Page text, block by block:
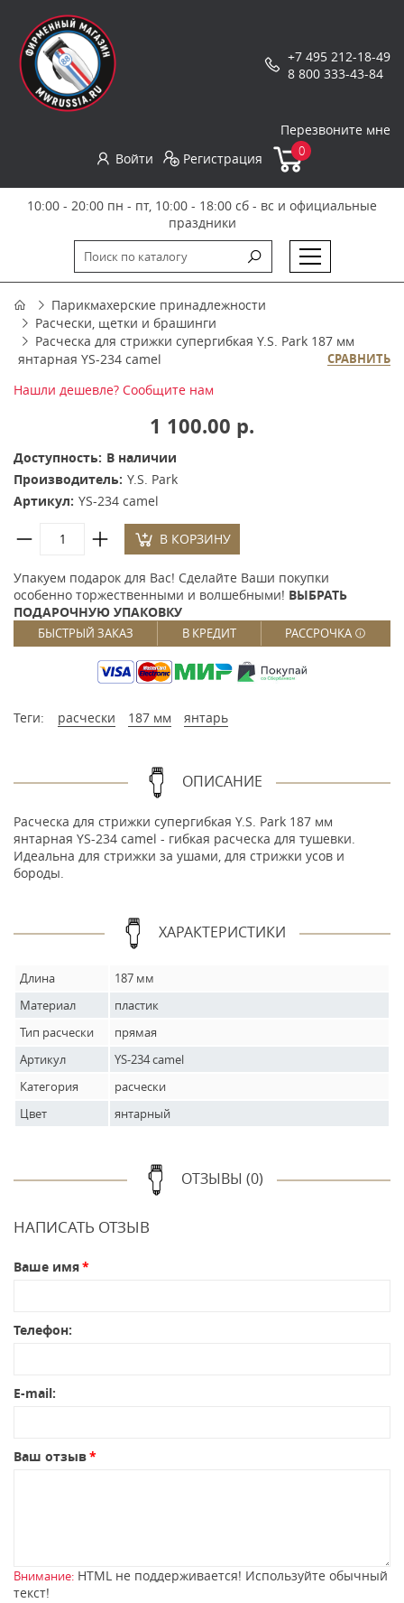
+7 495 212-18-49
8 800 333-43-84
Перезвоните мне
Войти
Регистрация 0
10:00 - 20:00 пн - пт, 10:00 - 18:00 сб - вс и официальные
праздники
Парикмахерские принадлежности
Расчески, щетки и брашинги
Расческа для стрижки супергибкая Y.S. Park 187 мм
янтарная YS-234 camel
СРАВНИТЬ
Нашли дешевле? Сообщите нам
1 100.00 р.
Доступность: В наличии
Производитель: Y.S. Park
Артикул: YS-234 camel
В КОРЗИНУ
Упакуем подарок для Вас! Сделайте Ваши покупки
особенно торжественными и волшебными! ВЫБРАТЬ
ПОДАРОЧНУЮ УПАКОВКУ
БЫСТРЫЙ ЗАКАЗ В КРЕДИТ РАССРОЧКА
Теги: расчески 187 мм янтарь
ОПИСАНИЕ
Расческа для стрижки супергибкая Y.S. Park 187 мм
янтарная YS-234 camel - гибкая расческа для тушевки.
Идеальна для стрижки за ушами, для стрижки усов и
бороды.
ХАРАКТЕРИСТИКИ
Длина
187 мм
Материал
пластик
Тип расчески
прямая
Артикул
YS-234 camel
Категория
расчески
Цвет
янтарный
ОТЗЫВЫ (0)
НАПИСАТЬ ОТЗЫВ
Ваше имя
Телефон:
E-mail:
Ваш отзыв
Внимание: HTML не поддерживается! Используйте обычный
текст!